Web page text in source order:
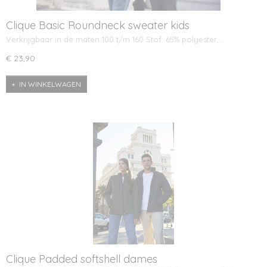
Clique Basic Roundneck sweater kids
Verkrijgbaar in de maten 100 t/m 160 Stof: 65% polyester,…
€ 23,90
IN WINKELWAGEN
Clique Padded softshell dames